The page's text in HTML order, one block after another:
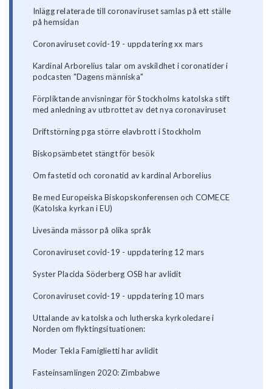
Inlägg relaterade till coronaviruset samlas på ett ställe
på hemsidan
Coronaviruset covid-19 - uppdatering xx mars
Kardinal Arborelius talar om avskildhet i coronatider i
podcasten "Dagens människa"
Förpliktande anvisningar för Stockholms katolska stift
med anledning av utbrottet av det nya coronaviruset
Driftstörning pga större elavbrott i Stockholm
Biskopsämbetet stängt för besök
Om fastetid och coronatid av kardinal Arborelius
Be med Europeiska Biskopskonferensen och COMECE
(Katolska kyrkan i EU)
Livesända mässor på olika språk
Coronaviruset covid-19 - uppdatering 12 mars
Syster Placida Söderberg OSB har avlidit
Coronaviruset covid-19 - uppdatering 10 mars
Uttalande av katolska och lutherska kyrkoledare i
Norden om flyktingsituationen:
Moder Tekla Famiglietti har avlidit
Fasteinsamlingen 2020: Zimbabwe